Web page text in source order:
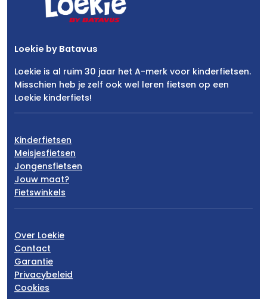
Loekie by Batavus
Loekie is al ruim 30 jaar het A-merk voor kinderfietsen.
Misschien heb je zelf ook wel leren fietsen op een
Loekie kinderfiets!
Kinderfietsen
Meisjesfietsen
Jongensfietsen
Jouw maat?
Fietswinkels
Over Loekie
Contact
Garantie
Privacybeleid
Cookies